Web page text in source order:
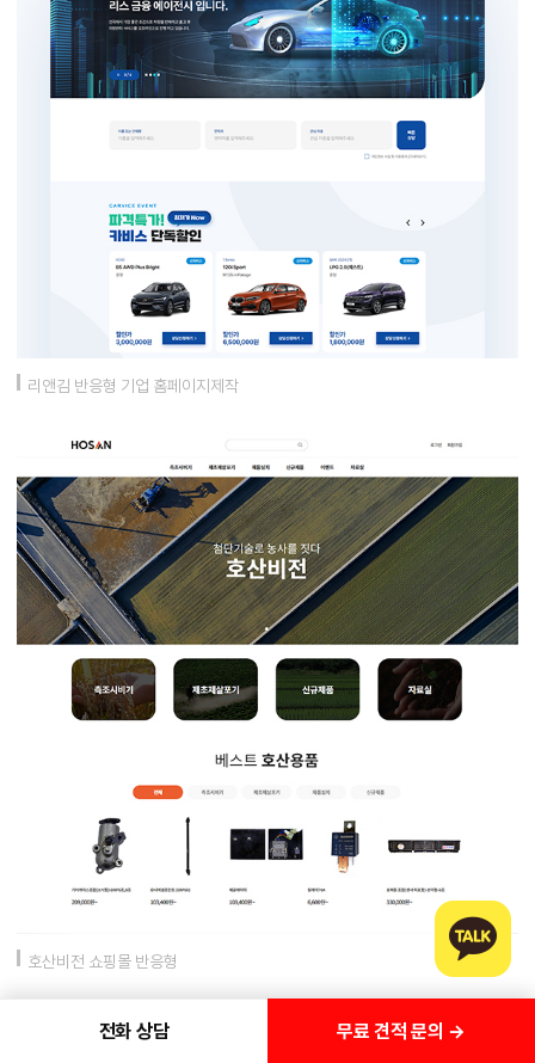
리앤김 반응형 기업 홈페이지제작
호산비전 쇼핑몰 반응형
전화 상담 무료 견적 문의 →